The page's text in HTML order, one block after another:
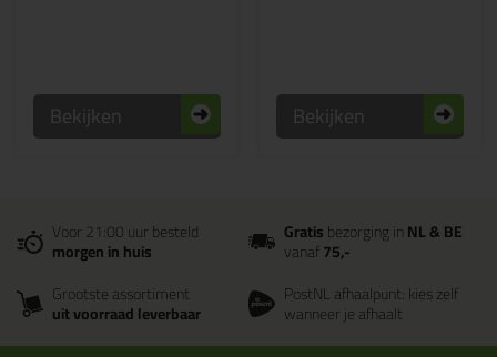
Bekijken Bekijken
Voor 21:00 uur besteld
morgen in huis
Gratisbezorging inNL & BE
vanaf75,-
Grootste assortiment
uit voorraad leverbaar
PostNL afhaalpunt: kies zelf
wanneer je afhaalt